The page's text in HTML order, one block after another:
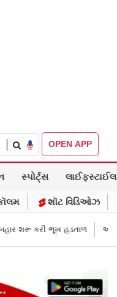
OPEN APP
સ્પોર્ટ્સ લાઈફસ્ટાઈલ
શૉટ વિડિઓઝ
દિપકેએ CJPની નવી